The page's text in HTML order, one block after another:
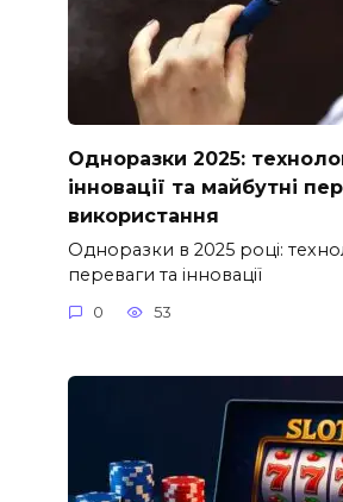
Одноразки 2025:
інновації та майбутні
використання
Одноразки в 2025 році:
переваги та інновації
0 53